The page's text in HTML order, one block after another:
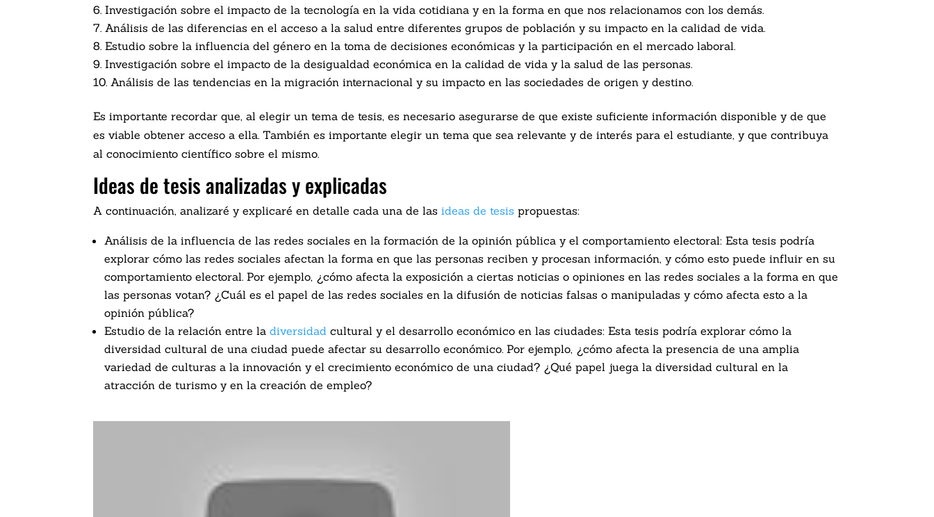
Investigación sobre el impacto de la tecnología en la vida cotidiana y en la forma en que nos relacionamos con los demás.
Análisis de las diferencias en el acceso a la salud entre diferentes grupos de población y su impacto en la calidad de vida.
Estudio sobre la influencia del género en la toma de decisiones económicas y la participación en el mercado laboral.
Investigación sobre el impacto de la desigualdad económica en la calidad de vida y la salud de las personas.
Análisis de las tendencias en la migración internacional y su impacto en las sociedades de origen y destino.
Es importante recordar que, al elegir un tema de tesis, es necesario asegurarse de que existe suficiente información disponible y de que
es viable obtener acceso a ella. También es importante elegir un tema que sea relevante y de interés para el estudiante, y que contribuya
al conocimiento científico sobre el mismo.
Ideas de tesis analizadas y explicadas
A continuación, analizaré y explicaré en detalle cada una de lasideas de tesis propuestas:
Análisis de la influencia de las redes sociales en la formación de la opinión pública y el comportamiento electoral: Esta tesis podría
explorar cómo las redes sociales afectan la forma en que las personas reciben y procesan información, y cómo esto puede influir en su
comportamiento electoral. Por ejemplo, ¿cómo afecta la exposición a ciertas noticias o opiniones en las redes sociales a la forma en que
las personas votan? ¿Cuál es el papel de las redes sociales en la difusión de noticias falsas o manipuladas y cómo afecta esto a la
opinión pública?
Estudio de la relación entre ladiversidad cultural y el desarrollo económico en las ciudades: Esta tesis podría explorar cómo la
diversidad cultural de una ciudad puede afectar su desarrollo económico. Por ejemplo, ¿cómo afecta la presencia de una amplia
variedad de culturas a la innovación y el crecimiento económico de una ciudad? ¿Qué papel juega la diversidad cultural en la
atracción de turismo y en la creación de empleo?